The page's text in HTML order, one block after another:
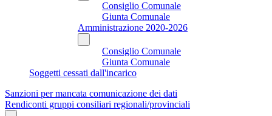
Consiglio Comunale
Giunta Comunale
Amministrazione 2020-2026
Consiglio Comunale
Giunta Comunale
Soggetti cessati dall'incarico
Sanzioni per mancata comunicazione dei dati
Rendiconti gruppi consiliari regionali/provinciali